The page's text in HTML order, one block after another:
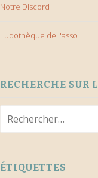
Notre Discord
Ludothèque de l'asso
RECHERCHE SUR
ÉTIQUETTES